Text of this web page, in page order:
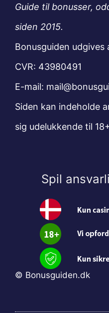
Guide til bonusser,
siden 2015.
Bonusguiden udgives
CVR: 43980491
E-mail:
Siden kan indeholde
sig udelukkende til
Spil
© Bonusguiden.dk